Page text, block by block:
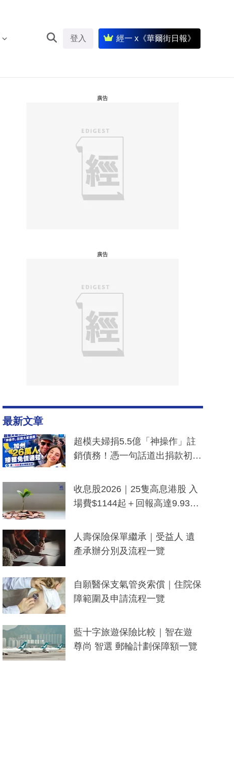
登入 經一 x《華爾街日報》
廣告
廣告
最新文章
超模夫婦捐5.5億「神操作」註
銷債務！憑一句話道出捐款初
一度被誤當詐騙手段
收息股2026｜25隻高息港股 入
場費$1144起＋回報高達9.93
人壽保險保單繼承｜受益人 遺
產承辦分別及流程一覽
自願醫保支氣管炎索償｜住院保
障範圍及申請流程一覽
藍十字旅遊保險比較｜智在遊
尊尚 智選 郵輪計劃保障額一覽